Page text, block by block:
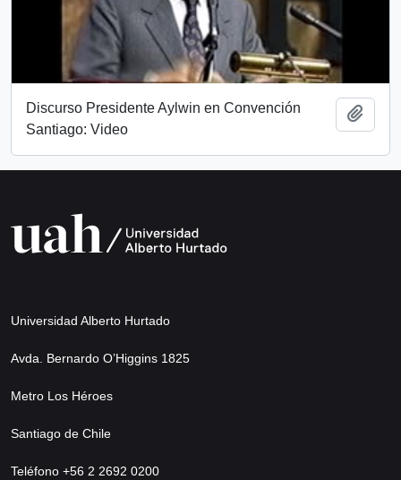
Discurso Presidente Aylwin en Convención
Santiago: Video
Universidad Alberto Hurtado
Avda. Bernardo O’Higgins 1825
Metro Los Héroes
Santiago de Chile
Teléfono +56 2 2692 0200